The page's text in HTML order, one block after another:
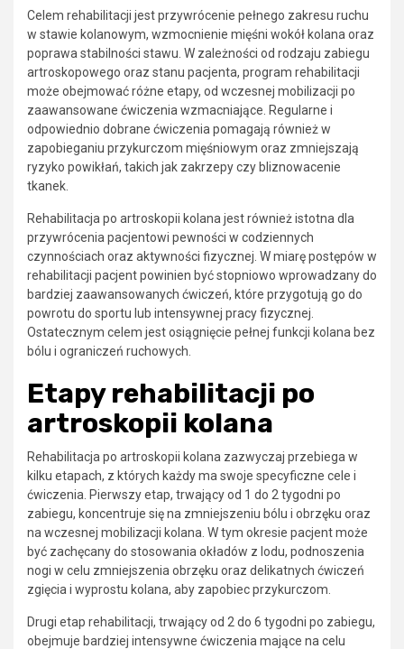
Celem rehabilitacji jest przywrócenie pełnego zakresu ruchu
w stawie kolanowym, wzmocnienie mięśni wokół kolana oraz
poprawa stabilności stawu. W zależności od rodzaju zabiegu
artroskopowego oraz stanu pacjenta, program rehabilitacji
może obejmować różne etapy, od wczesnej mobilizacji po
zaawansowane ćwiczenia wzmacniające. Regularne i
odpowiednio dobrane ćwiczenia pomagają również w
zapobieganiu przykurczom mięśniowym oraz zmniejszają
ryzyko powikłań, takich jak zakrzepy czy bliznowacenie
tkanek.
Rehabilitacja po artroskopii kolana jest również istotna dla
przywrócenia pacjentowi pewności w codziennych
czynnościach oraz aktywności fizycznej. W miarę postępów w
rehabilitacji pacjent powinien być stopniowo wprowadzany do
bardziej zaawansowanych ćwiczeń, które przygotują go do
powrotu do sportu lub intensywnej pracy fizycznej.
Ostatecznym celem jest osiągnięcie pełnej funkcji kolana bez
bólu i ograniczeń ruchowych.
Etapy rehabilitacji po
artroskopii kolana
Rehabilitacja po artroskopii kolana zazwyczaj przebiega w
kilku etapach, z których każdy ma swoje specyficzne cele i
ćwiczenia. Pierwszy etap, trwający od 1 do 2 tygodni po
zabiegu, koncentruje się na zmniejszeniu bólu i obrzęku oraz
na wczesnej mobilizacji kolana. W tym okresie pacjent może
być zachęcany do stosowania okładów z lodu, podnoszenia
nogi w celu zmniejszenia obrzęku oraz delikatnych ćwiczeń
zgięcia i wyprostu kolana, aby zapobiec przykurczom.
Drugi etap rehabilitacji, trwający od 2 do 6 tygodni po zabiegu,
obejmuje bardziej intensywne ćwiczenia mające na celu